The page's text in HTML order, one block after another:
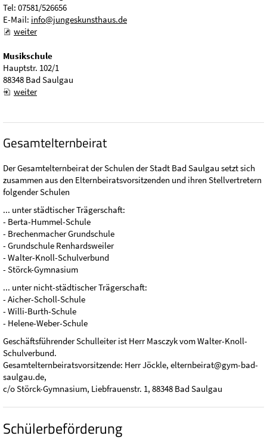
Tel: 07581/526656
E-Mail: info@jungeskunsthaus.de
weiter
Musikschule
Hauptstr. 102/1
88348 Bad Saulgau
weiter
Gesamtelternbeirat
Der Gesamtelternbeirat der Schulen der Stadt Bad Saulgau setzt sich
zusammen aus den Elternbeiratsvorsitzenden und ihren Stellvertretern
folgender Schulen
... unter städtischer Trägerschaft:
- Berta-Hummel-Schule
- Brechenmacher Grundschule
- Grundschule Renhardsweiler
- Walter-Knoll-Schulverbund
- Störck-Gymnasium
... unter nicht-städtischer Trägerschaft:
- Aicher-Scholl-Schule
- Willi-Burth-Schule
- Helene-Weber-Schule
Geschäftsführender Schulleiter ist Herr Masczyk vom Walter-Knoll-
Schulverbund.
Gesamtelternbeiratsvorsitzende: Herr Jöckle, elternbeirat@gym-bad-
saulgau.de,
c/o Störck-Gymnasium, Liebfrauenstr. 1, 88348 Bad Saulgau
Schülerbeförderung